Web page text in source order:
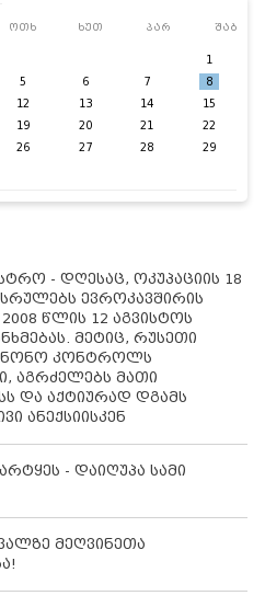
ოთხ ხუთ პარ შაბ
1
5 6 7
8
12 13 14
15
19 20 21
22
26 27 28
29
- დღესაც, ოკუპაციის 18
ევროკავშირის
წლის 12 აგვისტოს
მეტიც, რუსეთი
კონტროლს
აგრძელებს მათი
და აქტიურად დგამს
ანექსიისკენ
- დაიღუპა სამი
მეღვინეთა